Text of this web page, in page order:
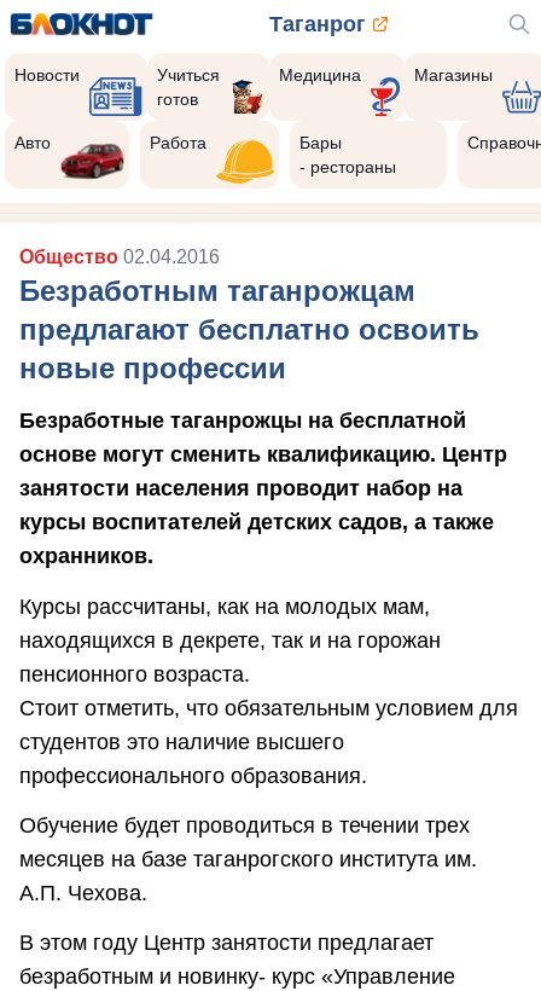
Таганрог
Новости
Учиться
готов
Медицина Магазины
Авто Работа
Бары
- рестораны
Общество 02.04.2016
Безработным таганрожцам
предлагают бесплатно освоить
новые профессии
Безработные таганрожцы на бесплатной
основе могут сменить квалификацию. Центр
занятости населения проводит набор на
курсы воспитателей детских садов, а также
охранников.
Курсы рассчитаны, как на молодых мам,
находящихся в декрете, так и на горожан
пенсионного возраста.
Стоит отметить, что обязательным условием для
студентов это наличие высшего
профессионального образования.
Обучение будет проводиться в течении трех
месяцев на базе таганрогского института им.
А.П. Чехова.
В этом году Центр занятости предлагает
безработным и новинку- курс «Управление